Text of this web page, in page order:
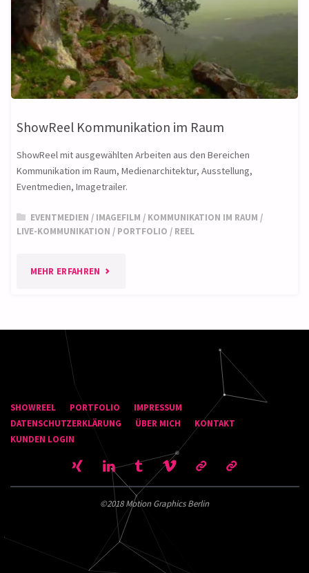
ShowReel Kommunikation im Raum
ShowReel mit ausgewählten Arbeiten aus den Bereichen
Kommunikation im Raum, Medienarchitektur, Ausstellung,
Eventmedien, Imagetrailer.
EVENTMEDIEN / IMAGEFILM / KOMMUNIKATION IM RAUM /
LIVE-KOMMUNIKATION / PORTFOLIO / REEL
MEHR ERFAHREN "SHOWREEL
IM
SHOWREEL PORTFOLIO
IMPRESSUM
DATENSCHUTZERKLÄRUNG
ÜBER MICH
KONTAKT
KUNDEN LOGIN
©2018 Motion Graphics Berlin